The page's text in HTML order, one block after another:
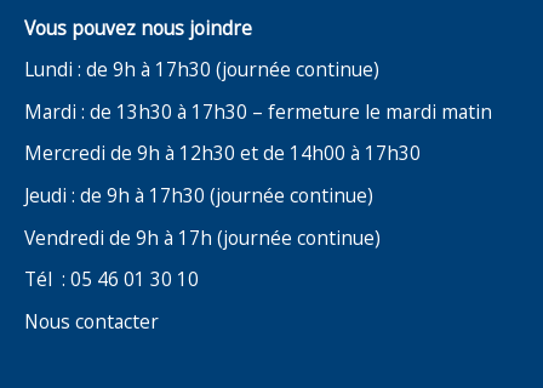
Vous pouvez nous joindre
Lundi : de 9h à 17h30 (journée continue)
Mardi : de 13h30 à 17h30 – fermeture le mardi matin
Mercredi de 9h à 12h30 et de 14h00 à 17h30
Jeudi : de 9h à 17h30 (journée continue)
Vendredi de 9h à 17h (journée continue)
Tél : 05 46 01 30 10
Nous contacter